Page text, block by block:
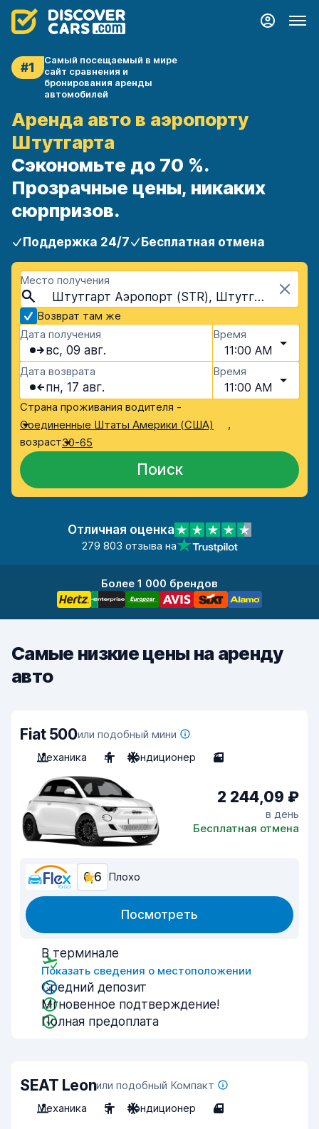
#1
Самый посещаемый в мире
сайт сравнения и
бронирования аренды
автомобилей
Аренда авто в аэропорту
Штутгарта
Сэкономьте до 70 %.
Прозрачные цены, никаких
сюрпризов.
Поддержка 24/7 Бесплатная отмена
Место получения
Штутгарт Аэропорт (STR), Штутгарт, Германия
Возврат там же
Дата получения
вс, 09 авг.
Время
11:00 AM
Дата возврата
пн, 17 авг.
Время
11:00 AM
Страна проживания водителя -
Соединенные Штаты Америки (США)
,
возраст30-65
Поиск
Отличная оценка
279 803 отзыва на
Более 1 000 брендов
Самые низкие цены на аренду
авто
Fiat 500или подобный мини
Механика
4 Кондиционер 3
2 244,09 ₽
в день
Бесплатная отмена
6,6 Плохо
Посмотреть
В терминале
Показать сведения о местоположении
Средний депозит
Мгновенное подтверждение!
Полная предоплата
SEAT Leonили подобный Компакт
Механика
5 Кондиционер 4